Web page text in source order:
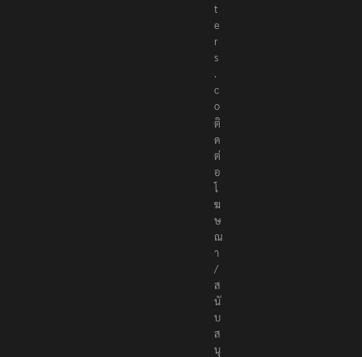
t
e
r
s
.
c
o
ติ
ด
ต่
อ
โ
ฆ
ษ
ณ
า
/
ส
นั
บ
ส
นุ